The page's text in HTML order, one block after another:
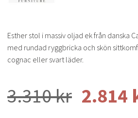
Esther stol i massiv oljad ek från danska
med rundad ryggbricka och skön
cognac eller svart läder.
3.310kr 2.814